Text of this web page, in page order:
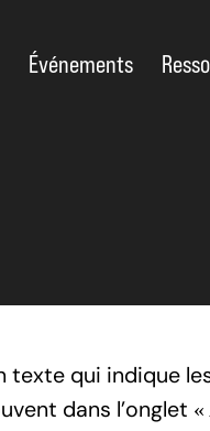
Événements
qui indique
dans l’onglet «